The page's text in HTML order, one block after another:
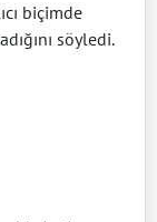
biçimde
söyledi.